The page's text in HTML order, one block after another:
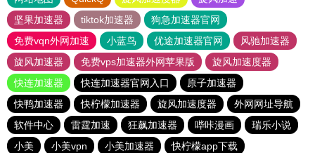
坚果加速器
tiktok加速器
狗急加速器官网
免费vqn外网加速
小蓝鸟 优途加速器官网
风驰加速器
旋风加速器
免费vps加速器外网苹果版
旋风加速度器
快连加速器
快连加速器官网入口
原子加速器
快鸭加速器
快柠檬加速器 旋风加速度器
外网网址导航
软件中心
雷霆加速 狂飙加速器 哔咔漫画
瑞乐小说
小美
小美vpn 小美加速器
快柠檬app下载